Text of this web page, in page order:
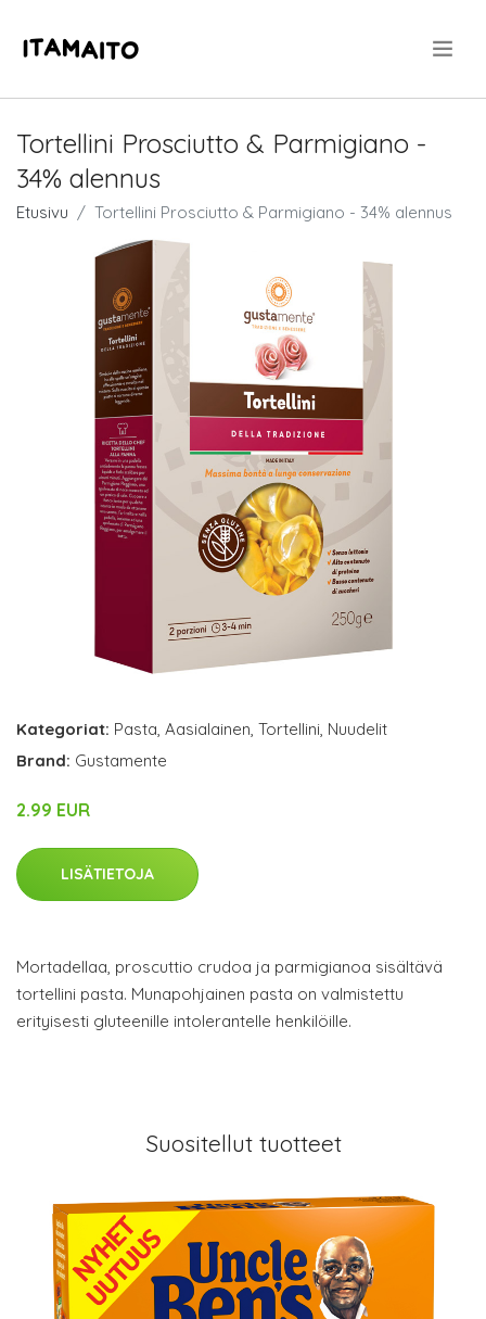
Tortellini Prosciutto & Parmigiano -
34% alennus
Etusivu Tortellini Prosciutto & Parmigiano - 34% alennus
Kategoriat: Pasta, Aasialainen, Tortellini, Nuudelit
Brand: Gustamente
2.99 EUR
LISÄTIETOJA
Mortadellaa, proscuttio crudoa ja parmigianoa sisältävä
tortellini pasta. Munapohjainen pasta on valmistettu
erityisesti gluteenille intolerantelle henkilöille.
Suositellut tuotteet